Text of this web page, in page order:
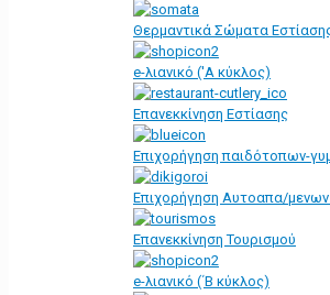
Θερμαντικά Σώματα
e-λιανικό ('Α κύκλος)
Επανεκκίνηση Εστίασης
Επιχορήγηση παιδότοπων-
Επιχορήγηση Αυτοαπα/
Επανεκκίνηση Τουρισμού
e-λιανικό (΄Β κύκλος)